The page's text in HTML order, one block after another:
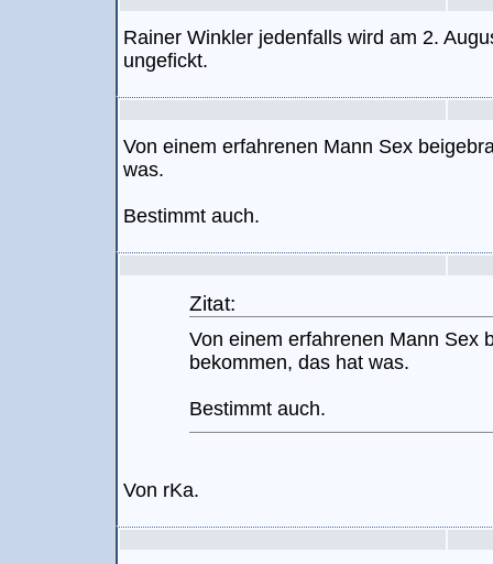
Rainer Winkler jedenfalls wird am 2.
ungefickt.
Von einem erfahrenen Mann Sex
was.
Bestimmt auch.
Zitat:
Von einem erfahrenen Mann Sex
bekommen, das hat was.
Bestimmt auch.
Von rKa.